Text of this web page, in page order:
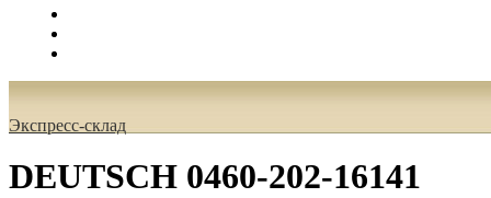
Экспресс-склад
DEUTSCH 0460-202-16141